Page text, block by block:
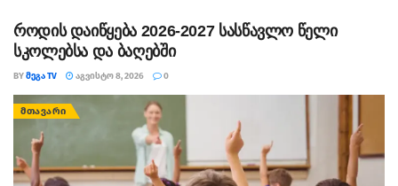
როდის დაიწყება 2026-2027 სასწავლო წელი
სკოლებსა და ბაღებში
BYᲛᲔᲒᲐ TV ᲐᲒᲕᲘᲡᲢᲝ 8, 2026 0
ᲛᲗᲐᲕᲐᲠᲘ